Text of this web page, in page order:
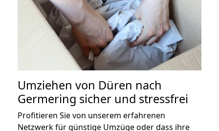
Umziehen von Düren nach
Germering sicher und stressfrei
Profitieren Sie von unserem erfahrenen
Netzwerk für günstige Umzüge oder dass ihre